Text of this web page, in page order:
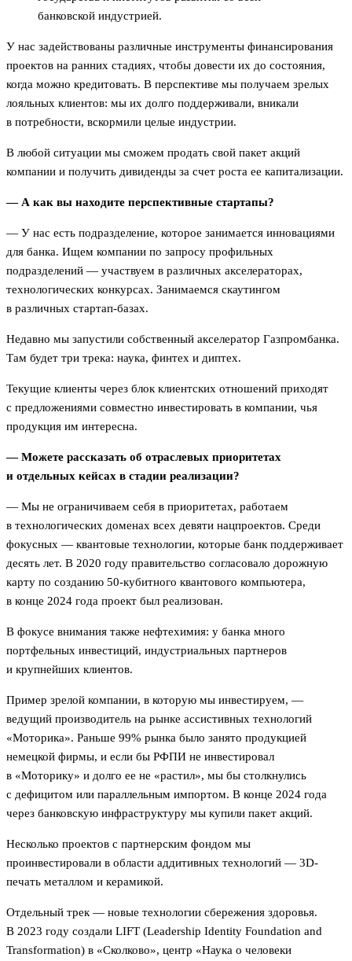
банковской индустрией.
У нас задействованы различные инструменты финансирования
проектов на ранних стадиях, чтобы довести их до состояния,
когда можно кредитовать. В перспективе мы получаем зрелых
лояльных клиентов: мы их долго поддерживали, вникали
в потребности, вскормили целые индустрии.
В любой ситуации мы сможем продать свой пакет акций
компании и получить дивиденды за счет роста ее капитализации.
— А как вы находите перспективные стартапы?
— У нас есть подразделение, которое занимается инновациями
для банка. Ищем компании по запросу профильных
подразделений — участвуем в различных акселераторах,
технологических конкурсах. Занимаемся скаутингом
в различных стартап-базах.
Недавно мы запустили собственный акселератор Газпромбанка.
Там будет три трека: наука, финтех и диптех.
Текущие клиенты через блок клиентских отношений приходят
с предложениями совместно инвестировать в компании, чья
продукция им интересна.
— Можете рассказать об отраслевых приоритетах
и отдельных кейсах в стадии реализации?
— Мы не ограничиваем себя в приоритетах, работаем
в технологических доменах всех девяти нацпроектов. Среди
фокусных — квантовые технологии, которые банк поддерживает
десять лет. В 2020 году правительство согласовало дорожную
карту по созданию 50-кубитного квантового компьютера,
в конце 2024 года проект был реализован.
В фокусе внимания также нефтехимия: у банка много
портфельных инвестиций, индустриальных партнеров
и крупнейших клиентов.
Пример зрелой компании, в которую мы инвестируем, —
ведущий производитель на рынке ассистивных технологий
«Моторика». Раньше 99% рынка было занято продукцией
немецкой фирмы, и если бы РФПИ не инвестировал
в «Моторику» и долго ее не «растил», мы бы столкнулись
с дефицитом или параллельным импортом. В конце 2024 года
через банковскую инфраструктуру мы купили пакет акций.
Несколько проектов с партнерским фондом мы
проинвестировали в области аддитивных технологий — 3D-
печать металлом и керамикой.
Отдельный трек — новые технологии сбережения здоровья.
В 2023 году создали LIFT (Leadership Identity Foundation and
Transformation) в «Сколково», центр «Наука о человеки